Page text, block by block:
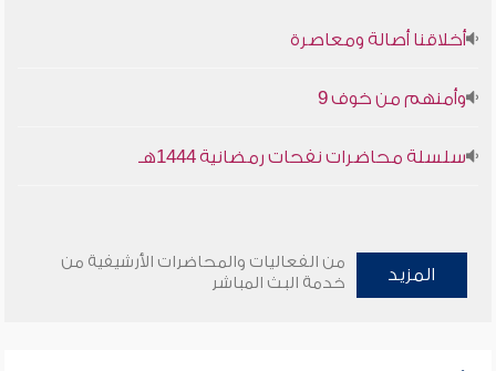
أخلاقنا أصالة ومعاصرة
وأمنهم من خوف 9
سلسلة محاضرات نفحات رمضانية 1444هـ
المزيد
من الفعاليات والمحاضرات الأرشيفية من
خدمة البث المباشر